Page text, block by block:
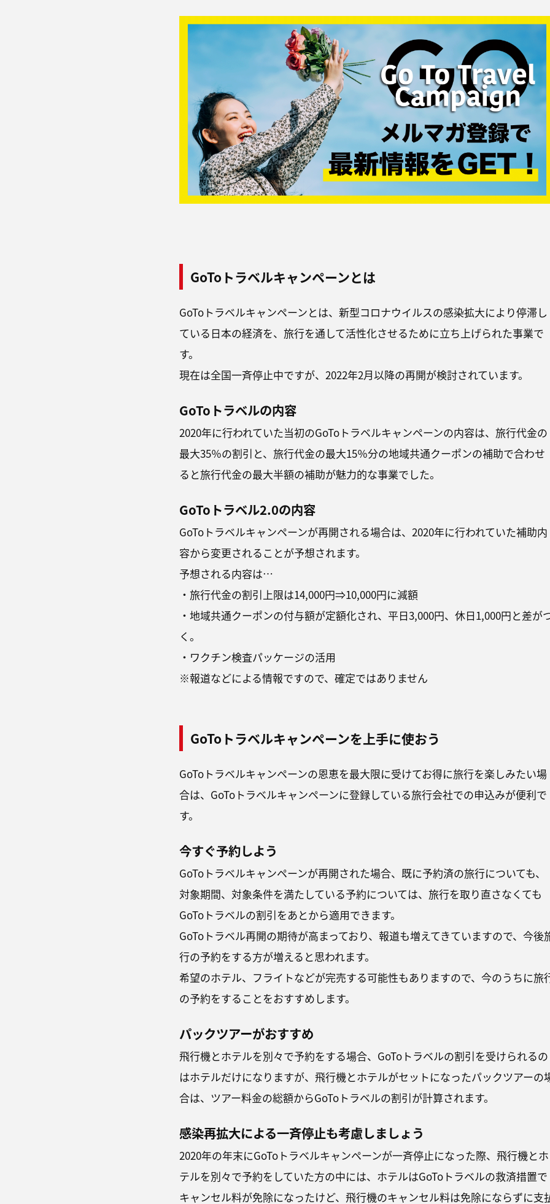
GoToトラベルキャンペーンとは
GoToトラベルキャンペーンとは、新型コロナウイルスの感染拡大により停滞し
ている日本の経済を、旅行を通して活性化させるために立ち上げられた事業で
す。
現在は全国一斉停止中ですが、2022年2月以降の再開が検討されています。
GoToトラベルの内容
2020年に行われていた当初のGoToトラベルキャンペーンの内容は、旅行代金の
最大35％の割引と、旅行代金の最大15％分の地域共通クーポンの補助で合わせ
ると旅行代金の最大半額の補助が魅力的な事業でした。
GoToトラベル2.0の内容
GoToトラベルキャンペーンが再開される場合は、2020年に行われていた補助内
容から変更されることが予想されます。
予想される内容は…
・旅行代金の割引上限は14,000円⇒10,000円に減額
・地域共通クーポンの付与額が定額化され、平日3,000円、休日1,000円と差が
く。
・ワクチン検査パッケージの活用
※報道などによる情報ですので、確定ではありません
GoToトラベルキャンペーンを上手に使おう
GoToトラベルキャンペーンの恩恵を最大限に受けてお得に旅行を楽しみたい場
合は、GoToトラベルキャンペーンに登録している旅行会社での申込みが便利で
す。
今すぐ予約しよう
GoToトラベルキャンペーンが再開された場合、既に予約済の旅行についても、
対象期間、対象条件を満たしている予約については、旅行を取り直さなくても
GoToトラベルの割引をあとから適用できます。
GoToトラベル再開の期待が高まっており、報道も増えてきていますので、今後
行の予約をする方が増えると思われます。
希望のホテル、フライトなどが完売する可能性もありますので、今のうちに旅
の予約をすることをおすすめします。
パックツアーがおすすめ
飛行機とホテルを別々で予約をする場合、GoToトラベルの割引を受けられるの
はホテルだけになりますが、飛行機とホテルがセットになったパックツアーの
合は、ツアー料金の総額からGoToトラベルの割引が計算されます。
感染再拡大による一斉停止も考慮しましょう
2020年の年末にGoToトラベルキャンペーンが一斉停止になった際、飛行機とホ
テルを別々で予約をしていた方の中には、ホテルはGoToトラベルの救済措置で
キャンセル料が免除になったけど、飛行機のキャンセル料は免除にならずに支